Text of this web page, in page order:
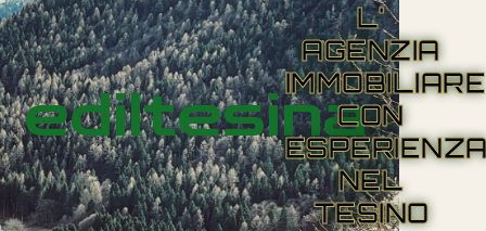
ediltesina
L'
AGENZIA
IMMOBILIARE
CON
NEL
TESINO